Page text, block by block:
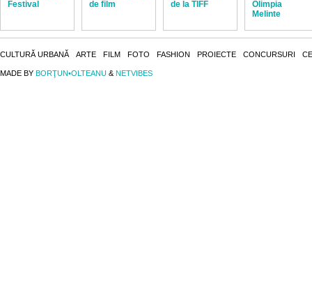
Festival
de film
de la TIFF
Olimpia
Melinte
CULTURĂ URBANĂ ARTE FILM FOTO FASHION PROIECTE CONCURSURI
MADE BY BORŢUN•OLTEANU & NETVIBES